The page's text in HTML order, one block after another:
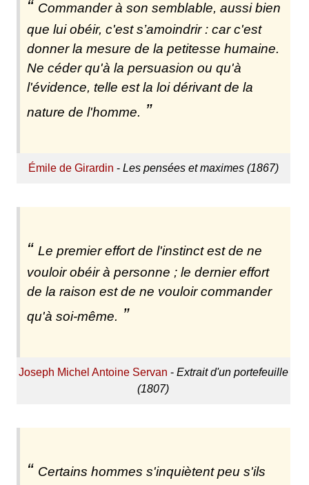
Commander à son semblable, aussi bien
que lui obéir, c'est s’amoindrir : car c'est
donner la mesure de la petitesse humaine.
Ne céder qu'à la persuasion ou qu'à
l'évidence, telle est la loi dérivant de la
nature de l'homme.
Émile de Girardin - Les pensées et maximes (1867)
Le premier effort de l'instinct est de ne
vouloir obéir à personne ; le dernier effort
de la raison est de ne vouloir commander
qu'à soi-même.
Joseph Michel Antoine Servan - Extrait d'un portefeuille
(1807)
Certains hommes s'inquiètent peu s'ils